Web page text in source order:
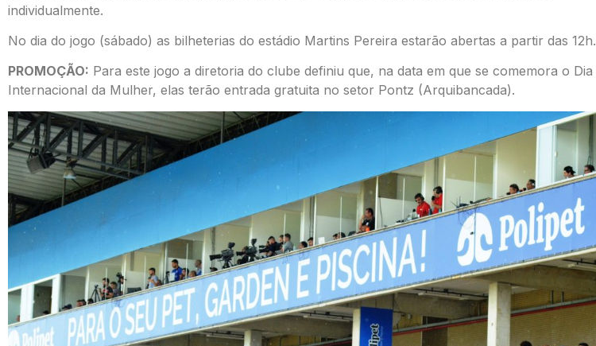
individualmente.
No dia do jogo (sábado) as bilheterias do estádio Martins Pereira estarão abertas a partir das 12h.
PROMOÇÃO: Para este jogo a diretoria do clube definiu que, na data em que se comemora o Dia
Internacional da Mulher, elas terão entrada gratuita no setor Pontz (Arquibancada).